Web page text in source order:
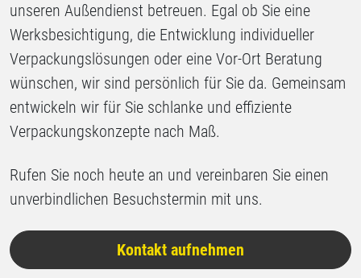
unseren Außendienst betreuen. Egal ob Sie eine
Werksbesichtigung, die Entwicklung individueller
Verpackungslösungen oder eine Vor-Ort Beratung
wünschen, wir sind persönlich für Sie da. Gemeinsam
entwickeln wir für Sie schlanke und effiziente
Verpackungskonzepte nach Maß.
Rufen Sie noch heute an und vereinbaren Sie einen
unverbindlichen Besuchstermin mit uns.
Kontakt aufnehmen